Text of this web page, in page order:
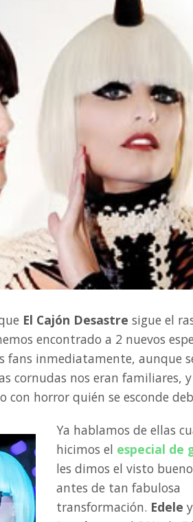
El Cajón Desastre sigue el
encontrado a 2 nuevos
fans inmediatamente, aunque
cornudas nos eran familiares,
horror quién se esconde
Ya hablamos de ellas
hicimos el especial de
les dimos el visto
antes de tan fabulosa
transformación. Edele y